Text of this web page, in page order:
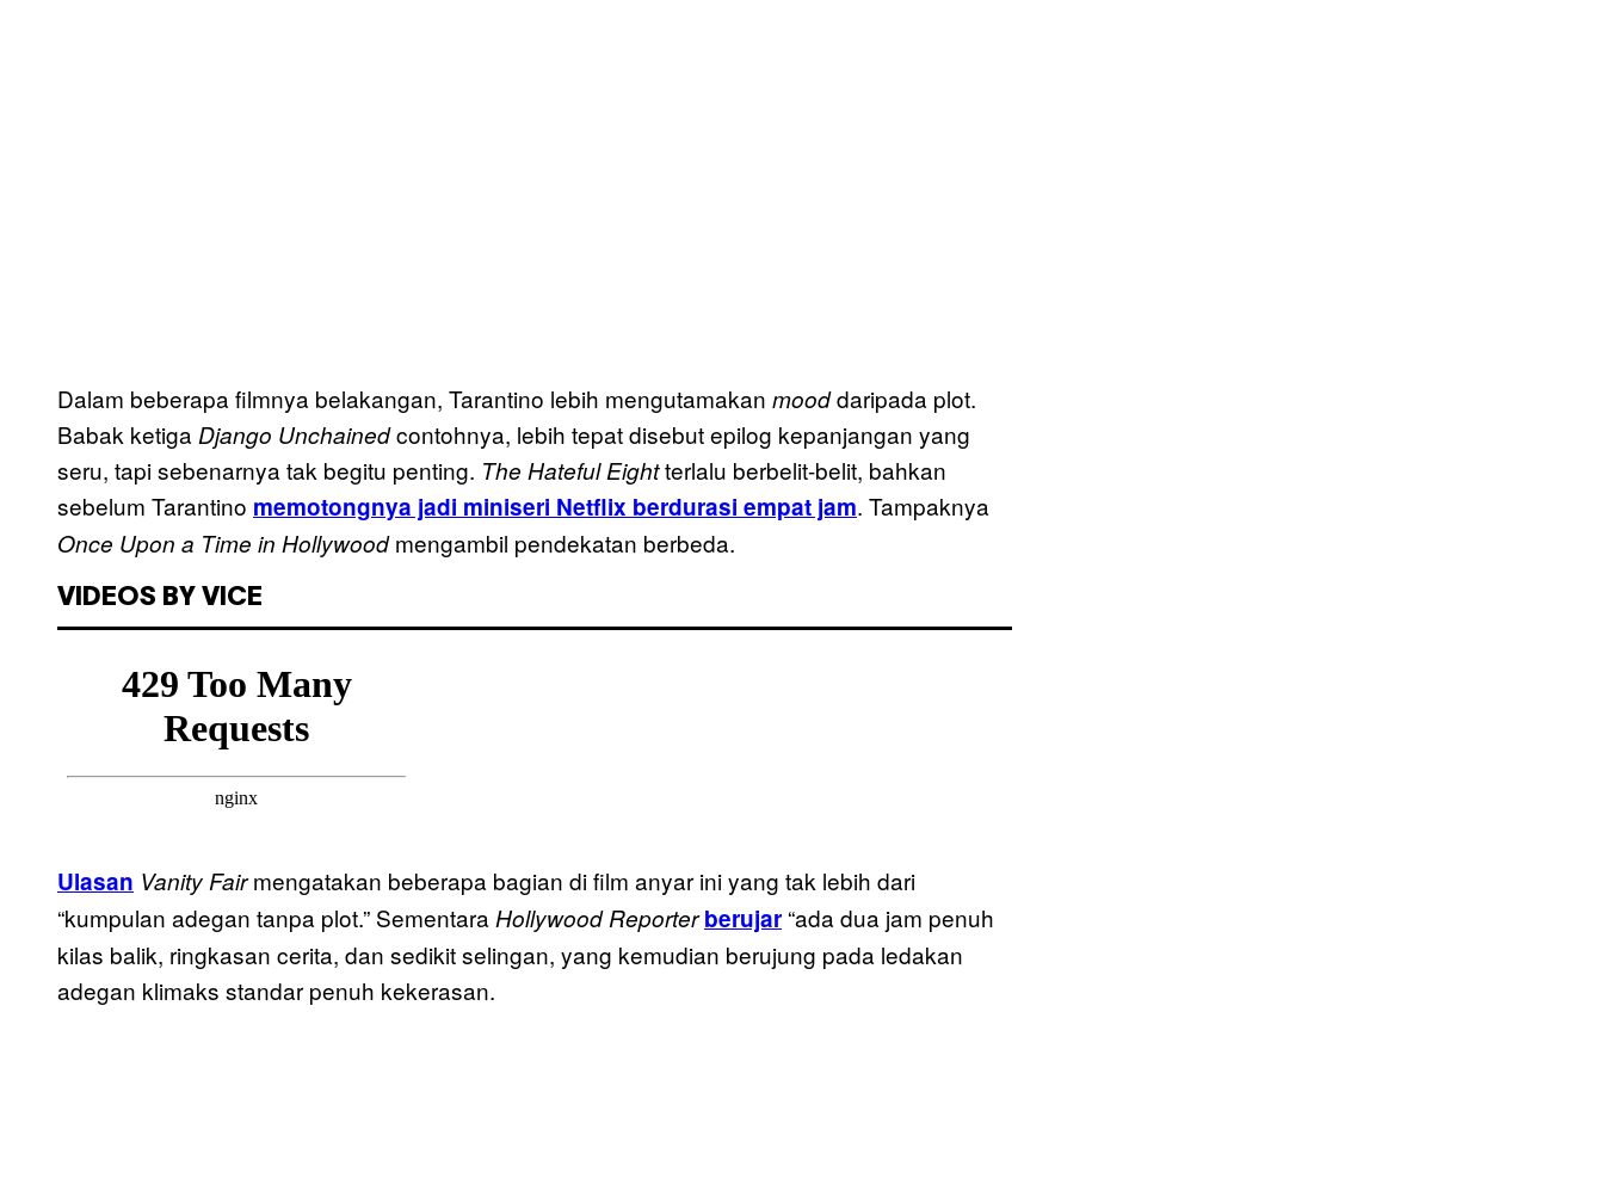
Dalam beberapa filmnya belakangan, Tarantino lebih mengutamakan mooddaripada plot.
Babak ketiga Django Unchainedcontohnya, lebih tepat disebut epilog kepanjangan yang
seru, tapi sebenarnya tak begitu penting. The Hateful Eightterlalu berbelit-belit, bahkan
sebelum Tarantino memotongnya jadi miniseri Netflix berdurasi empat jam. Tampaknya
Once Upon a Time in Hollywoodmengambil pendekatan berbeda.
VIDEOS BY VICE
Ulasan Vanity Fairmengatakan beberapa bagian di film anyar ini yang tak lebih dari
“kumpulan adegan tanpa plot.” Sementara Hollywood Reporterberujar “ada dua jam penuh
kilas balik, ringkasan cerita, dan sedikit selingan, yang kemudian berujung pada ledakan
adegan klimaks standar penuh kekerasan.